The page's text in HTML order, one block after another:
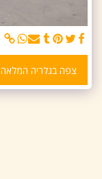
צפה בגלריה המלאה